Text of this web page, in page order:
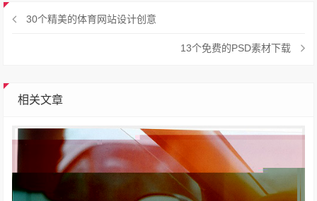
30个精美的体育网站设计创意
13个免费的PSD素材下载
相关文章